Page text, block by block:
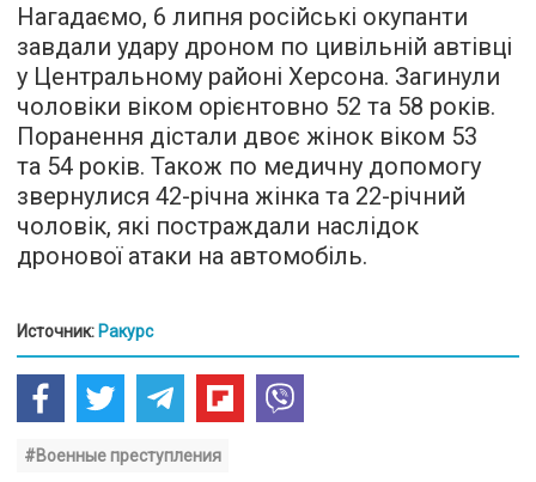
Нагадаємо, 6 липня російські окупанти
завдали удару дроном по цивільній автівці
у Центральному районі Херсона. Загинули
чоловіки віком орієнтовно 52 та 58 років.
Поранення дістали двоє жінок віком 53
та 54 років. Також по медичну допомогу
звернулися 42-річна жінка та 22-річний
чоловік, які постраждали наслідок
дронової атаки на автомобіль.
Источник: Ракурс
#Военные преступления